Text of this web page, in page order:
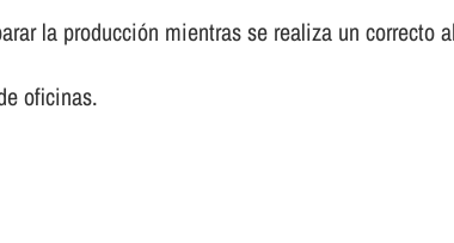
la producción mientras se realiza un correcto
oficinas.